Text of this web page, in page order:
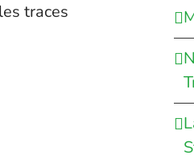
traces